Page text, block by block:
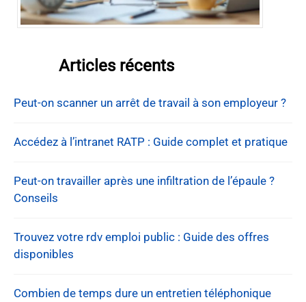
Articles récents
Peut-on scanner un arrêt de travail à son employeur ?
Accédez à l’intranet RATP : Guide complet et pratique
Peut-on travailler après une infiltration de l’épaule ?
Conseils
Trouvez votre rdv emploi public : Guide des offres
disponibles
Combien de temps dure un entretien téléphonique